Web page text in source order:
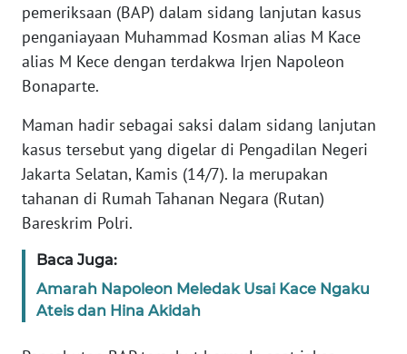
pemeriksaan (BAP) dalam sidang lanjutan kasus
penganiayaan Muhammad Kosman alias M Kace
alias M Kece dengan terdakwa Irjen Napoleon
Bonaparte.
Maman hadir sebagai saksi dalam sidang lanjutan
kasus tersebut yang digelar di Pengadilan Negeri
Jakarta Selatan, Kamis (14/7). Ia merupakan
tahanan di Rumah Tahanan Negara (Rutan)
Bareskrim Polri.
Baca Juga:
Amarah Napoleon Meledak Usai Kace Ngaku
Ateis dan Hina Akidah
Informasi
BERITA
KAMI
INFO
IKLAN
KAMI